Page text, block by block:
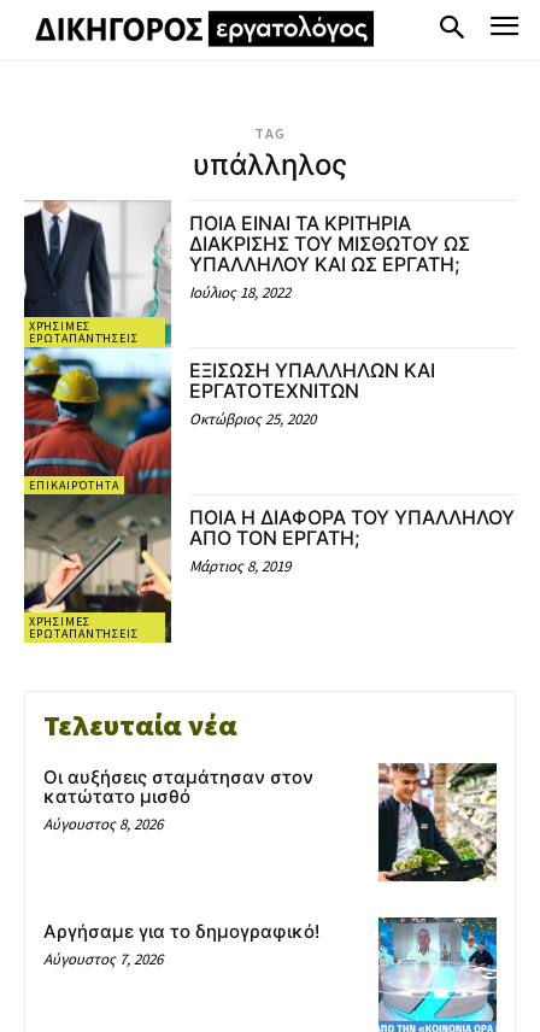
TAG
υπάλληλος
ΧΡΉΣΙΜΕΣ
ΕΡΩΤΑΠΑΝΤΉΣΕΙΣ
ΠΟΙΑ ΕΙΝΑΙ ΤΑ ΚΡΙΤΗΡΙΑ
ΔΙΑΚΡΙΣΗΣ ΤΟΥ ΜΙΣΘΩΤΟΥ ΩΣ
ΥΠΑΛΛΗΛΟΥ ΚΑΙ ΩΣ ΕΡΓΑΤΗ;
Ιούλιος 18, 2022
ΕΠΙΚΑΙΡΌΤΗΤΑ
ΕΞΙΣΩΣΗ ΥΠΑΛΛΗΛΩΝ ΚΑΙ
ΕΡΓΑΤΟΤΕΧΝΙΤΩΝ
Οκτώβριος 25, 2020
ΧΡΉΣΙΜΕΣ
ΕΡΩΤΑΠΑΝΤΉΣΕΙΣ
ΠΟΙΑ Η ΔΙΑΦΟΡΑ ΤΟΥ ΥΠΑΛΛΗΛΟΥ
ΑΠΟ ΤΟΝ ΕΡΓΑΤΗ;
Μάρτιος 8, 2019
Τελευταία νέα
Οι αυξήσεις σταμάτησαν στον
κατώτατο μισθό
Αύγουστος 8, 2026
Αργήσαμε για το δημογραφικό!
Αύγουστος 7, 2026